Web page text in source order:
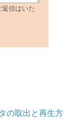
信はいた
の取出と再生方